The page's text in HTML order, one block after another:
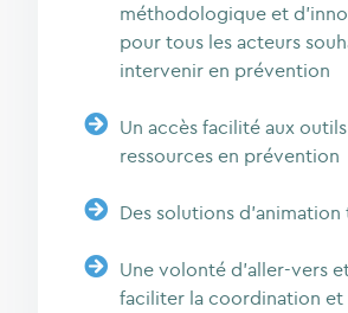
méthodologique et
pour tous les acteurs
intervenir en prévention
Un accès facilité aux
ressources en prévention
Des solutions
Une volonté d’aller-vers
faciliter la coordination et